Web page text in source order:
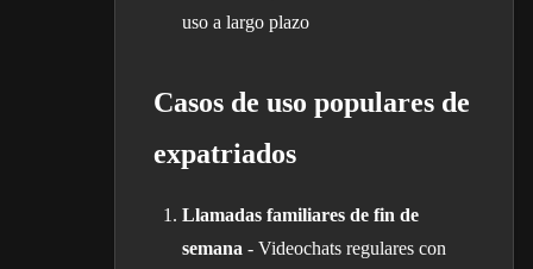
uso a largo plazo
Casos de uso populares de
expatriados
Llamadas familiares de fin de
semana - Videochats regulares con